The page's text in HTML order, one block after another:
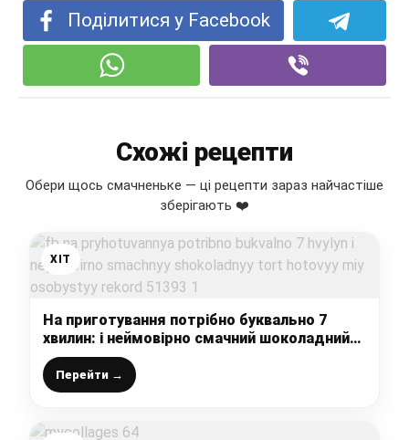
Поділитися у Facebook
Схожі рецепти
Обери щось смачненьке — ці рецепти зараз найчастіше
зберігають ❤️
ХІТ
На приготування потрібно буквально 7
хвилин: і неймовірно смачний шоколадний
торт готовий – мій особистий рекорд
Перейти →